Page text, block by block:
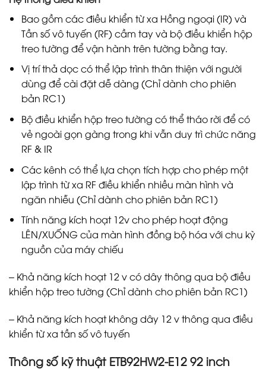
Bao gồm các điều khiển từ xa Hồng ngoại (IR) và
Tần số vô tuyến (RF) cầm tay và bộ điều khiển hộp
treo tường để vận hành trên tường bằng tay.
Vị trí thả dọc có thể lập trình thân thiện với người
dùng để cài đặt dễ dàng (Chỉ dành cho phiên
bản RC1)
Bộ điều khiển hộp treo tường có thể tháo rời để có
vẻ ngoài gọn gàng trong khi vẫn duy trì chức năng
RF & IR
Các kênh có thể lựa chọn tích hợp cho phép một
lập trình từ xa RF điều khiển nhiều màn hình và
ngăn nhiễu (Chỉ dành cho phiên bản RC1)
Tính năng kích hoạt 12v cho phép hoạt động
LÊN/XUỐNG của màn hình đồng bộ hóa với chu kỳ
nguồn của máy chiếu
– Khả năng kích hoạt 12 v có dây thông qua bộ điều
khiển hộp treo tường (Chỉ dành cho phiên bản RC1)
– Khả năng kích hoạt không dây 12 v thông qua điều
khiển từ xa tần số vô tuyến
Thông số kỹ thuật ETB92HW2-E12 92 inch